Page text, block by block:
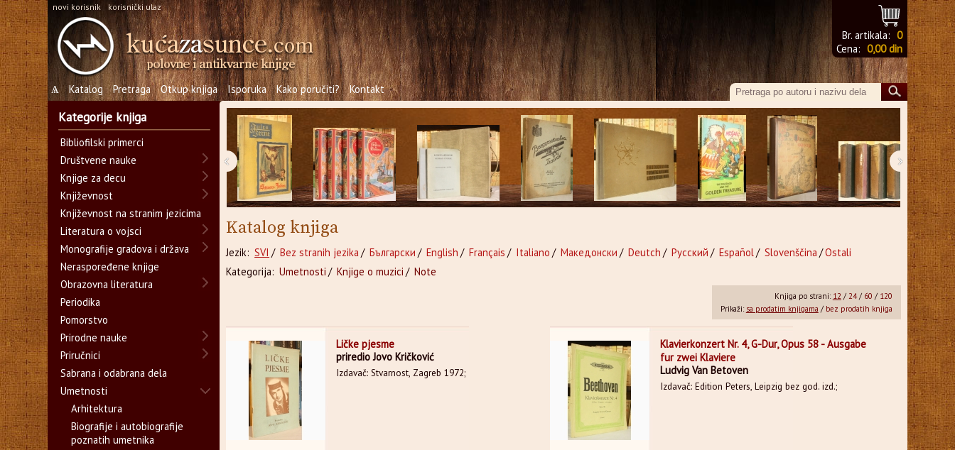
novi korisnik korisnički ulaz
Br. artikala: 0
Cena: 0,00 din
Ѧ Katalog Pretraga Otkup knjiga Isporuka Kako poručiti? Kontakt
‹ ›
Katalog knjiga
Jezik: SVI / Bez stranih jezika / Български / English / Français / Italiano / Македонски / Deutch / Русский / Español/ Slovenščina /Ostali
Kategorija: Umetnosti / Knjige o muzici / Note
Knjiga po strani: 12 / 24/ 60 / 120
Prikaži: sa prodatim knjigama / bez prodatih knjiga
Ličke pjesme
priredio Jovo Kričković
Izdavač: Stvarnost, Zagreb 1972;
Klavierkonzert Nr. 4, G-Dur, Opus 58 - Ausgabe
fur zwei Klaviere
Ludvig Van Betoven
Izdavač: Edition Peters, Leipzig bez god. izd.;
Kategorije knjiga
Bibliofilski primerci
Društvene nauke
Knjige za decu
Književnost
Književnost na stranim jezicima
Literatura o vojsci
Monografije gradova i država
Neraspoređene knjige
Obrazovna literatura
Periodika
Pomorstvo
Prirodne nauke
Priručnici
Sabrana i odabrana dela
Umetnosti
Arhitektura
Biografije i autobiografije
poznatih umetnika